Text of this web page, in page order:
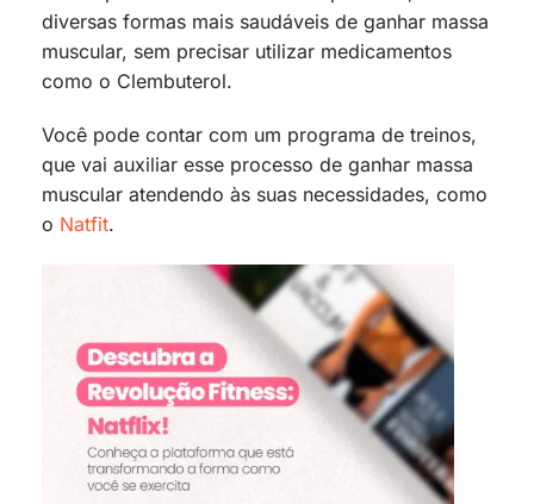
diversas formas mais saudáveis de ganhar massa
muscular, sem precisar utilizar medicamentos
como o Clembuterol.
Você pode contar com um programa de treinos,
que vai auxiliar esse processo de ganhar massa
muscular atendendo às suas necessidades, como
o Natfit.